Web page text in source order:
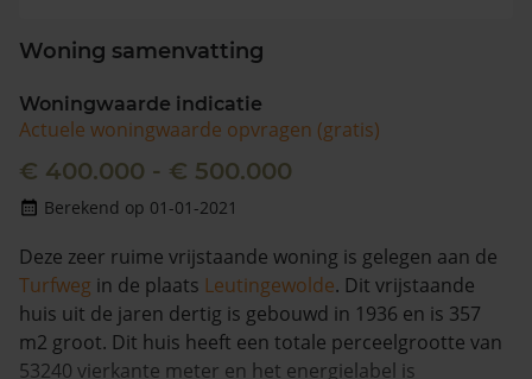
Woning samenvatting
Woningwaarde indicatie
Actuele woningwaarde opvragen (gratis)
€ 400.000 - € 500.000
Berekend op 01-01-2021
Deze zeer ruime vrijstaande woning is gelegen aan de
Turfweg in de plaats Leutingewolde. Dit vrijstaande
huis uit de jaren dertig is gebouwd in 1936 en is 357
m2 groot. Dit huis heeft een totale perceelgrootte van
53240 vierkante meter en het energielabel is